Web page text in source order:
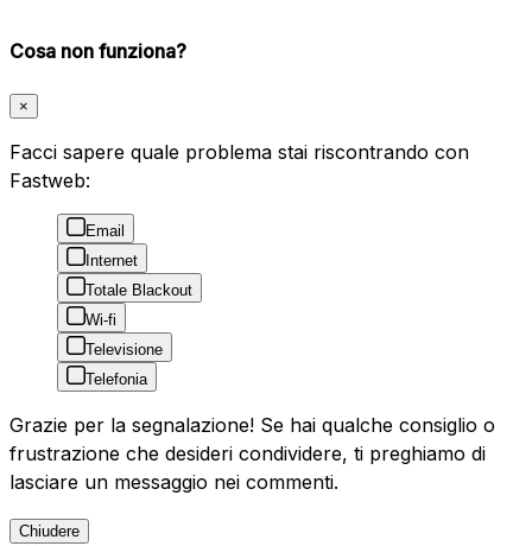
Cosa non funziona?
×
Facci sapere quale problema stai riscontrando con
Fastweb:
Email
Internet
Totale Blackout
Wi-fi
Televisione
Telefonia
Grazie per la segnalazione! Se hai qualche consiglio o
frustrazione che desideri condividere, ti preghiamo di
lasciare un messaggio nei commenti.
Chiudere